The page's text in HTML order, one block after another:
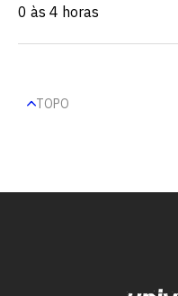
0 às 4 horas
TOPO